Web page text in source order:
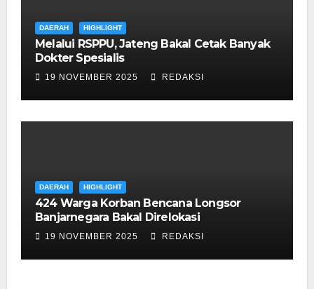
DAERAH HIGHLIGHT
Melalui RSPPU, Jateng Bakal Cetak Banyak
Dokter Spesialis
19 NOVEMBER 2025 REDAKSI
DAERAH HIGHLIGHT
424 Warga Korban Bencana Longsor
Banjarnegara Bakal Direlokasi
19 NOVEMBER 2025 REDAKSI